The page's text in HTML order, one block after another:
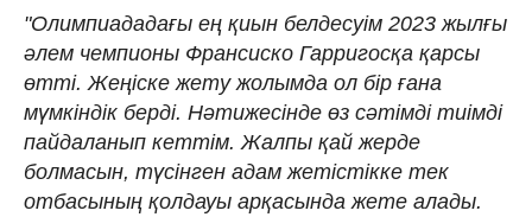
"Олимпиададағы ең қиын белдесуім 2023 жылғы
әлем чемпионы Франсиско Гарригосқа қарсы
өтті. Жеңіске жету жолымда ол бір ғана
мүмкіндік берді. Нәтижесінде өз сәтімді тиімді
пайдаланып кеттім. Жалпы қай жерде
болмасын, түсінген адам жетістікке тек
отбасының қолдауы арқасында жете алады.